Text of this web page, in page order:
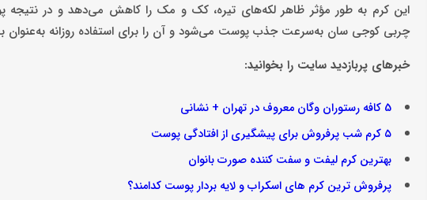
این کرم به طور مؤثر ظاهر لکه‌های تیره، کک‌ و مک را کاهش می‌دهد و در نتیجه
چربی کوجی سان به‌سرعت جذب پوست می‌شود و آن را برای استفاده روزانه
خبرهای پربازدید سایت را بخوانید:
5 کافه رستوران وگان معروف در تهران + نشانی
۵ کرم شب پرفروش برای پیشگیری از افتادگی پوست
بهترین کرم لیفت و‌ سفت کننده صورت بانوان
پرفروش ترین کرم‌ های اسکراب و لایه بردار پوست کدامند؟